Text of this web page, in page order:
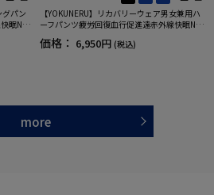
グパン
眠NA
【YOKUNERU】リカバリーウェア男女兼用ハ
ーフパンツ疲労回復血行促進遠赤外線快眠NA
NOMIX(R)【一般医療機器】SS～LLサイズ
価格： 6,950円 (税込)
more